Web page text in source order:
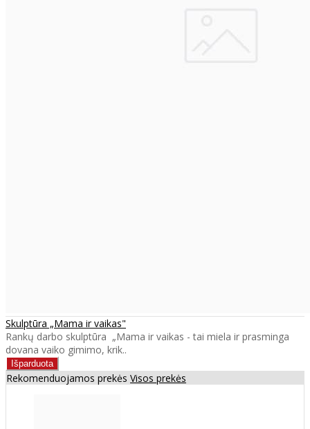
Skulptūra „Mama ir vaikas"
Rankų darbo skulptūra „Mama ir vaikas - tai miela ir prasminga
dovana vaiko gimimo, krik..
Rekomenduojamos prekės Visos prekės